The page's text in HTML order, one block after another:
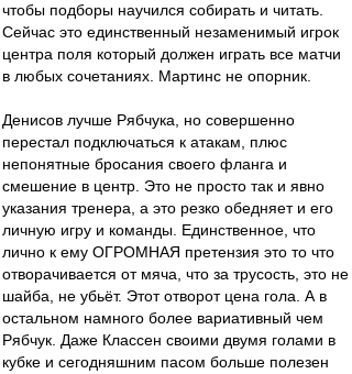
чтобы подборы научился собирать и читать.
Сейчас это единственный незаменимый игрок
центра поля который должен играть все матчи
в любых сочетаниях. Мартинс не опорник.
Денисов лучше Рябчука, но совершенно
перестал подключаться к атакам, плюс
непонятные бросания своего фланга и
смешение в центр. Это не просто так и явно
указания тренера, а это резко обедняет и его
личную игру и команды. Единственное, что
лично к ему ОГРОМНАЯ претензия это то что
отворачивается от мяча, что за трусость, это не
шайба, не убьёт. Этот отворот цена гола. А в
остальном намного более вариативный чем
Рябчук. Даже Классен своими двумя голами в
кубке и сегодняшним пасом больше полезен